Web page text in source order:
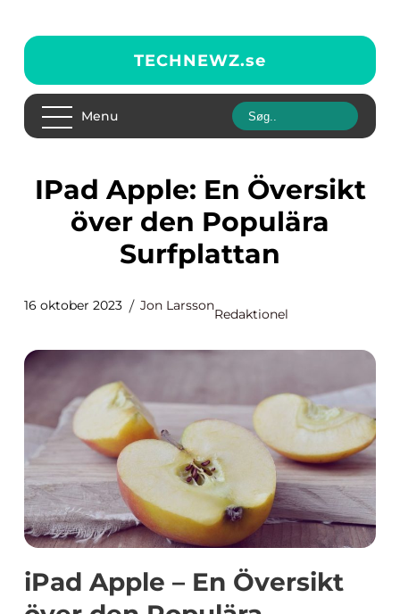
TECHNEWZ.se
Menu
iPad Apple: En Översikt
över den Populära
Surfplattan
16 oktober 2023 Jon Larsson
Redaktionel
iPad Apple – En Översikt